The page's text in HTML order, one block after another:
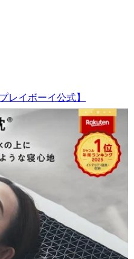
レイボーイ公式】